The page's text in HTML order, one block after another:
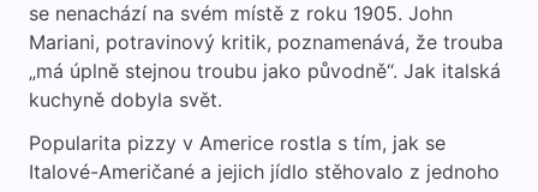
se nenachází na svém místě z roku 1905. John
Mariani, potravinový kritik, poznamenává, že trouba
„má úplně stejnou troubu jako původně“. Jak italská
kuchyně dobyla svět.
Popularita pizzy v Americe rostla s tím, jak se
Italové-Američané a jejich jídlo stěhovalo z jednoho